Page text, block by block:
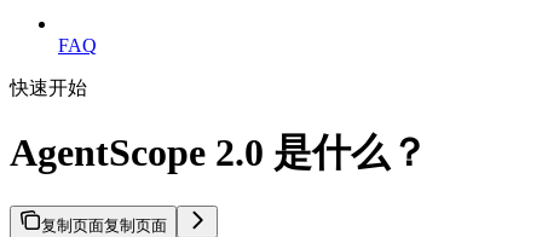
FAQ
快速开始
AgentScope 2.0 是什么？
复制页面复制页面